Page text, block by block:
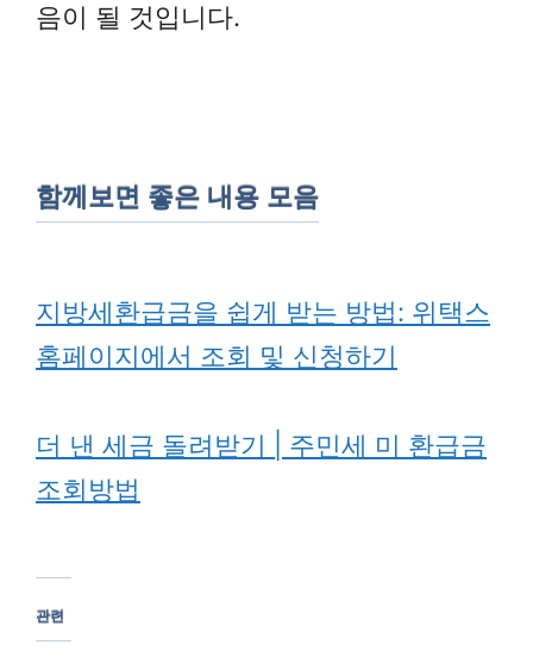
음이 될 것입니다.
함께보면 좋은 내용 모음
지방세환급금을 쉽게 받는 방법: 위택스
홈페이지에서 조회 및 신청하기
더 낸 세금 돌려받기 | 주민세 미 환급금
조회방법
관련